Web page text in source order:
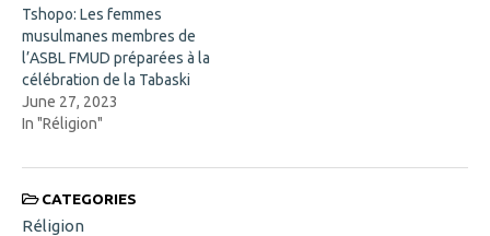
w
i
n
o
w
)
Tshopo: Les femmes
musulmanes membres de
l’ASBL FMUD préparées à la
célébration de la Tabaski
June 27, 2023
In "Réligion"
CATEGORIES
Réligion